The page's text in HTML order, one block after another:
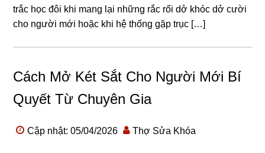
trắc học đôi khi mang lại những rắc rối dở khóc dở cười
cho người mới hoặc khi hệ thống gặp trục […]
Cách Mở Két Sắt Cho Người Mới Bí
Quyết Từ Chuyên Gia
Cập nhật: 05/04/2026 Thợ Sửa Khóa